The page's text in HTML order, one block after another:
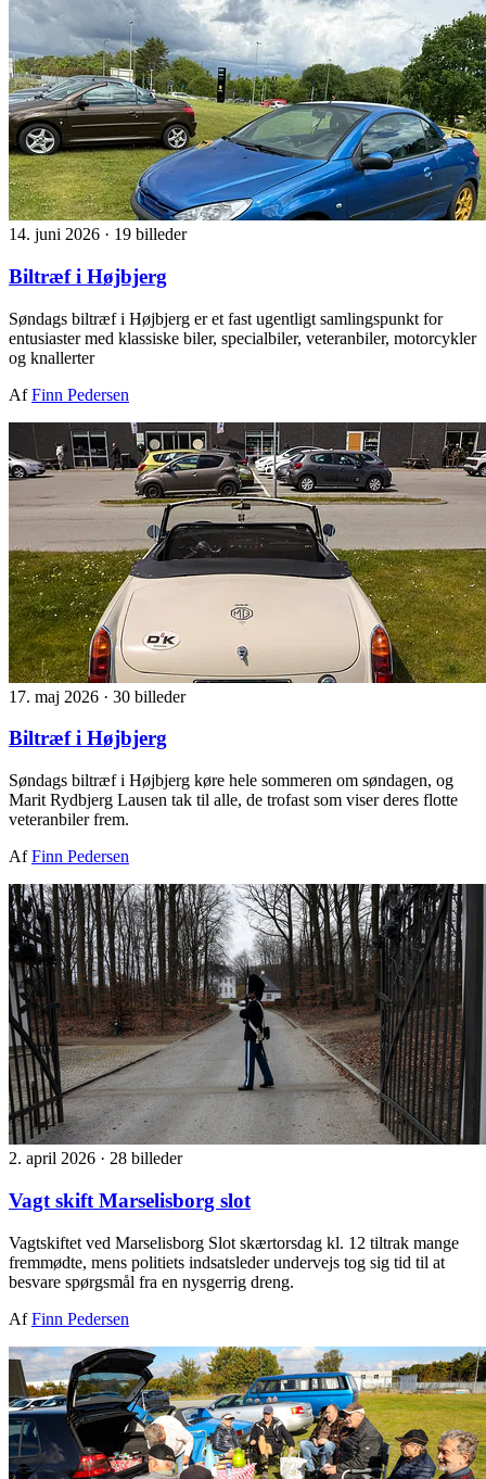
14. juni 2026 · 19 billeder
Biltræf i Højbjerg
Søndags biltræf i Højbjerg er et fast ugentligt samlingspunkt for
entusiaster med klassiske biler, specialbiler, veteranbiler, motorcykler
og knallerter
AfFinn Pedersen
17. maj 2026 · 30 billeder
Biltræf i Højbjerg
Søndags biltræf i Højbjerg køre hele sommeren om søndagen, og
Marit Rydbjerg Lausen tak til alle, de trofast som viser deres flotte
veteranbiler frem.
AfFinn Pedersen
2. april 2026 · 28 billeder
Vagt skift Marselisborg slot
Vagtskiftet ved Marselisborg Slot skærtorsdag kl. 12 tiltrak mange
fremmødte, mens politiets indsatsleder undervejs tog sig tid til at
besvare spørgsmål fra en nysgerrig dreng.
AfFinn Pedersen